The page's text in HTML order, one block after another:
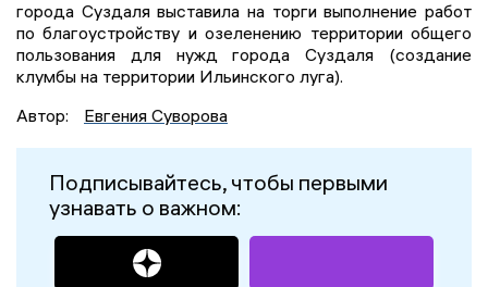
города Суздаля выставила на торги выполнение работ
по благоустройству и озеленению территории общего
пользования для нужд города Суздаля (создание
клумбы на территории Ильинского луга).
Автор:
Евгения Суворова
Подписывайтесь, чтобы первыми
узнавать о важном: